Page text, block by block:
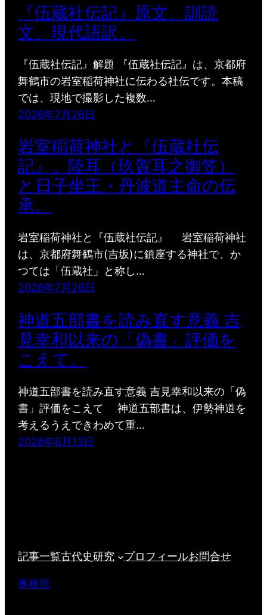
『伍蔵社伝記』原文、訓読
文、現代語訳。
『伍蔵社伝記』解題 『伍蔵社伝記』は、京都府
舞鶴市の岩室稲荷神社に伝わる社伝です。本稿
では、現地で撮影した複数…
2026年7月26日
岩室稲荷神社と『伍蔵社伝
記』。陸耳（玖賀耳之御笠）
と日子坐王・丹波道主命の伝
承。
岩室稲荷神社と『伍蔵社伝記』 岩室稲荷神社
は、京都府舞鶴市(吉坂)に鎮座する神社で、か
つては「伍蔵社」と称し…
2026年7月26日
神道五部書を読み直す意義 吉
見幸和以来の「偽書」評価を
こえて。
神道五部書を読み直す意義 吉見幸和以来の「偽
書」評価をこえて 神道五部書は、伊勢神道を
考えるうえできわめて重…
2026年6月13日
記事一覧古代史研究 プロフィールお問合せ
事務所